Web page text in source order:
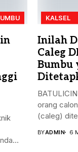
KALSEL
Inilah
Caleg
Bumbu
orang
(caleg)
BYADMIN 6